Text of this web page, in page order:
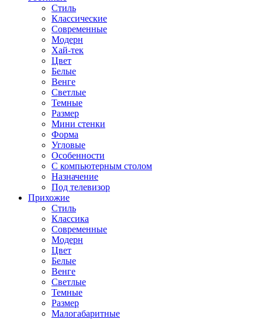
Стиль
Классические
Современные
Модерн
Хай-тек
Цвет
Белые
Венге
Светлые
Темные
Размер
Мини стенки
Форма
Угловые
Особенности
С компьютерным столом
Назначение
Под телевизор
Прихожие
Стиль
Классика
Современные
Модерн
Цвет
Белые
Венге
Светлые
Темные
Размер
Малогабаритные